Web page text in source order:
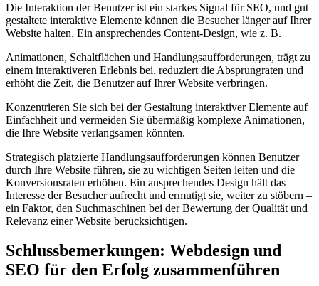
Die Interaktion der Benutzer ist ein starkes Signal für SEO, und gut
gestaltete interaktive Elemente können die Besucher länger auf Ihrer
Website halten. Ein ansprechendes Content-Design, wie z. B.
Animationen, Schaltflächen und Handlungsaufforderungen, trägt zu
einem interaktiveren Erlebnis bei, reduziert die Absprungraten und
erhöht die Zeit, die Benutzer auf Ihrer Website verbringen.
Konzentrieren Sie sich bei der Gestaltung interaktiver Elemente auf
Einfachheit und vermeiden Sie übermäßig komplexe Animationen,
die Ihre Website verlangsamen könnten.
Strategisch platzierte Handlungsaufforderungen können Benutzer
durch Ihre Website führen, sie zu wichtigen Seiten leiten und die
Konversionsraten erhöhen. Ein ansprechendes Design hält das
Interesse der Besucher aufrecht und ermutigt sie, weiter zu stöbern –
ein Faktor, den Suchmaschinen bei der Bewertung der Qualität und
Relevanz einer Website berücksichtigen.
Schlussbemerkungen: Webdesign und
SEO für den Erfolg zusammenführen